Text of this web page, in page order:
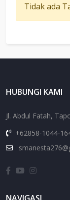
Tidak ada
HUBUNGI KAMI
Jl. Abdul Fatah,
+62858-1044-